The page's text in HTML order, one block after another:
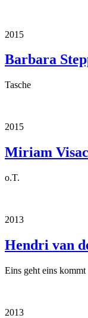
2015
Barbara
Tasche
2015
Miriam
o.T.
2013
Hendri van
Eins geht eins kommt
2013